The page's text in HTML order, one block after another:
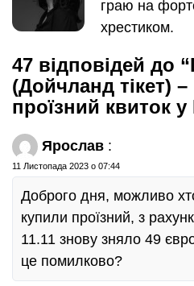
граю на
хрестиком.
47 відповідей до
(Дойчланд тікет)
проїзний квиток у
Ярослав :
11 Листопада 2023 о 07:44
Доброго дня, можливо
купили проїзний, з
11.11 знову зняло 49
це помилково?